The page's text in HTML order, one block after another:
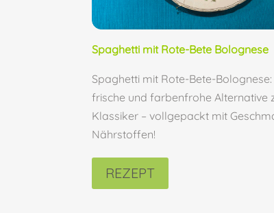
Spaghetti mit Rote-Bete Bolognese
Spaghetti mit Rote-Bete-Bolognese:
frische und farbenfrohe Alternative
Klassiker – vollgepackt mit
Nährstoffen!
REZEPT